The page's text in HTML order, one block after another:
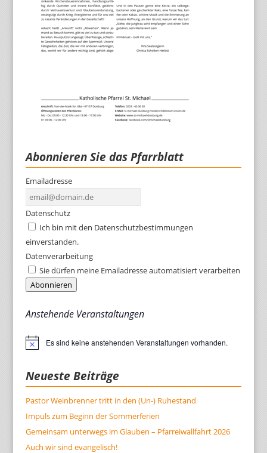
Abonnieren Sie das Pfarrblatt
Emailadresse
Datenschutz
Ich bin mit den Datenschutzbestimmungen
einverstanden.
Datenverarbeitung
Sie dürfen meine Emailadresse automatisiert verarbeiten
Abonnieren
Anstehende Veranstaltungen
HinweisEs sind keine anstehenden Veranstaltungen vorhanden.
Neueste Beiträge
Pastor Weinbrenner tritt in den (Un-) Ruhestand
Impuls zum Beginn der Sommerferien
Gemeinsam unterwegs im Glauben – Pfarreiwallfahrt 2026
Auch wir sind evangelisch!